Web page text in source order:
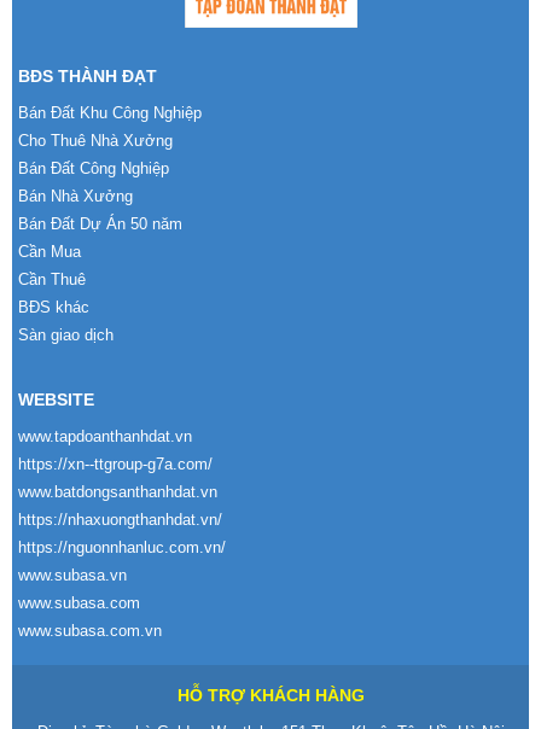
BĐS THÀNH ĐẠT
Bán Đất Khu Công Nghiệp
Cho Thuê Nhà Xưởng
Bán Đất Công Nghiệp
Bán Nhà Xưởng
Bán Đất Dự Án 50 năm
Cần Mua
Cần Thuê
BĐS khác
Sàn giao dịch
WEBSITE
www.tapdoanthanhdat.vn
https://xn--ttgroup-g7a.com/
www.batdongsanthanhdat.vn
https://nhaxuongthanhdat.vn/
https://nguonnhanluc.com.vn/
www.subasa.vn
www.subasa.com
www.subasa.com.vn
HỖ TRỢ KHÁCH HÀNG